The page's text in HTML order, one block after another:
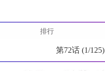
排行
第72话 (1/125)